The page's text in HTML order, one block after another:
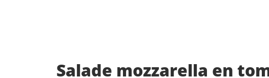
Salade mozzarella en